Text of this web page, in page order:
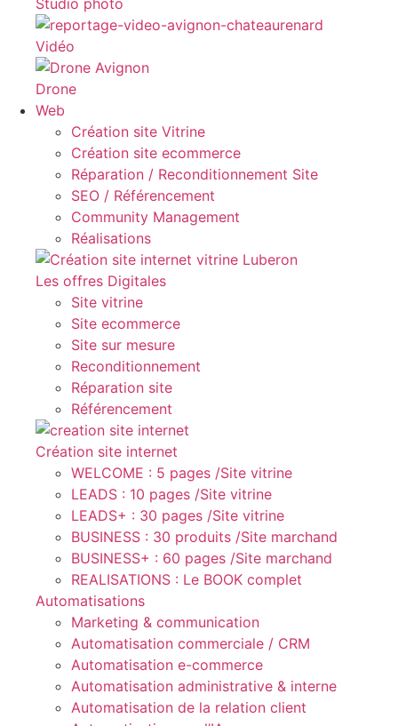
Vidéo
Drone
Web
Création site Vitrine
Création site ecommerce
Réparation / Reconditionnement Site
SEO / Référencement
Community Management
Réalisations
Les offres Digitales
Site vitrine
Site ecommerce
Site sur mesure
Reconditionnement
Réparation site
Référencement
Création site internet
WELCOME : 5 pages /Site vitrine
LEADS : 10 pages /Site vitrine
LEADS+ : 30 pages /Site vitrine
BUSINESS : 30 produits /Site marchand
BUSINESS+ : 60 pages /Site marchand
REALISATIONS : Le BOOK complet
Automatisations
Marketing & communication
Automatisation commerciale / CRM
Automatisation e-commerce
Automatisation administrative & interne
Automatisation de la relation client